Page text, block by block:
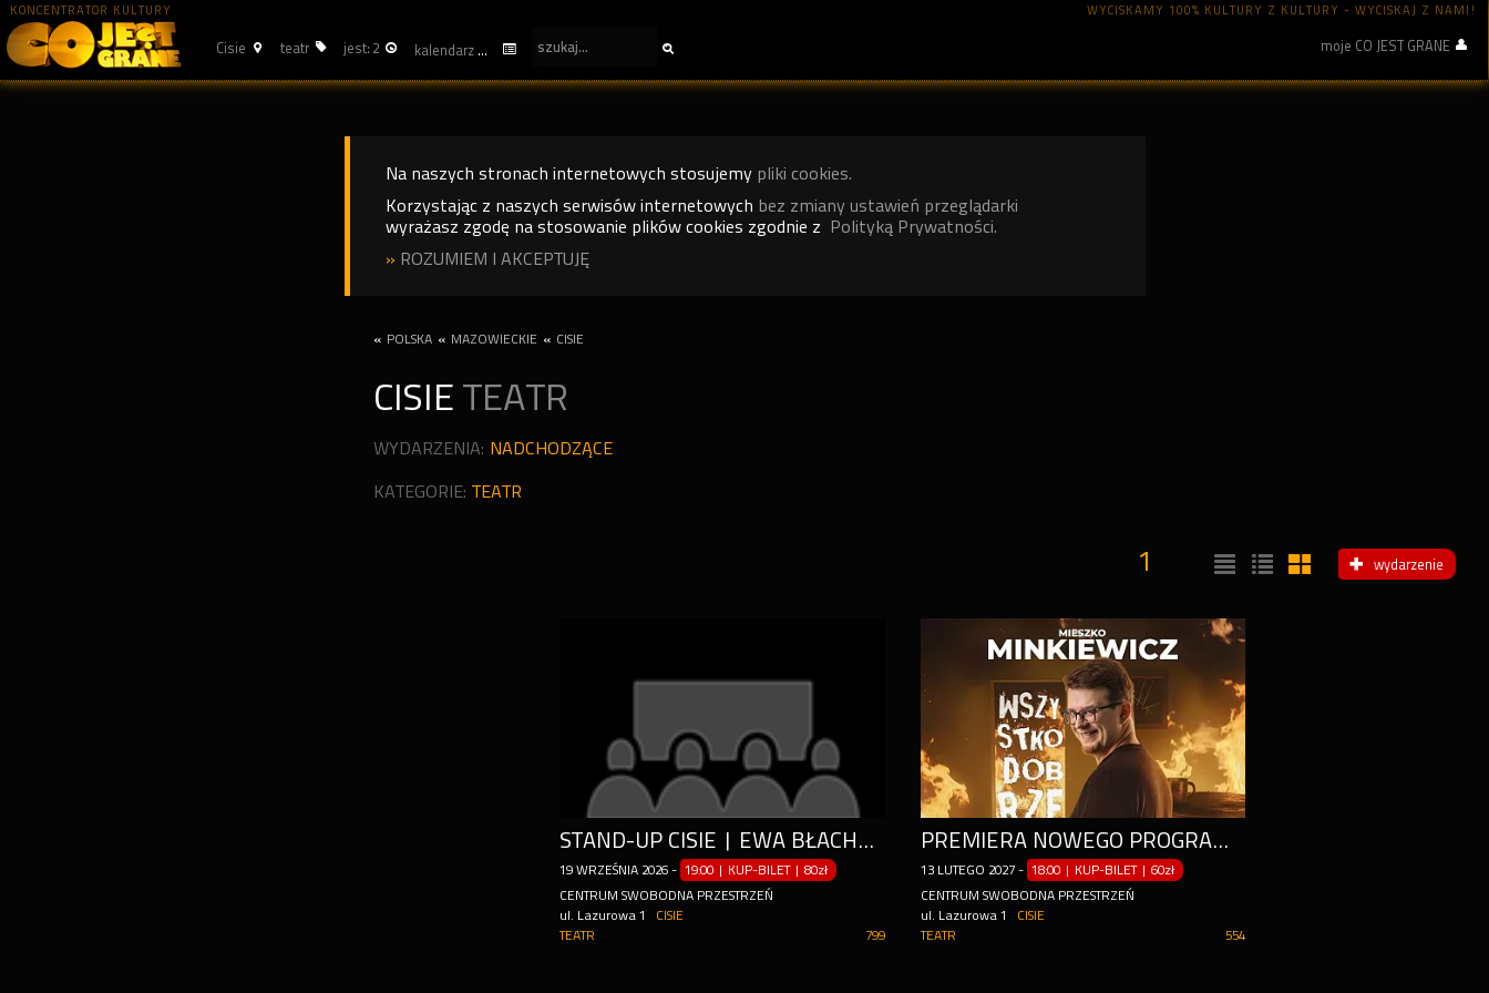
KONCENTRATOR KULTURY WYCISKAMY 100% KULTURY Z KULTURY - WYCISKAJ Z NAMI!
Cisie teatr jest: 2 kalendarz moje CO JEST GRANE
Na naszych stronach internetowych stosujemy pliki cookies.
Korzystając z naszych serwisów internetowych bez zmiany ustawień przeglądarki
wyrażasz zgodę na stosowanie plików cookies zgodnie z Polityką Prywatności.
» ROZUMIEM I AKCEPTUJĘ
« POLSKA « MAZOWIECKIE « CISIE
CISIE TEATR
WYDARZENIA: NADCHODZĄCE
KATEGORIE: TEATR
wydarzenie
1
STAND-UP CISIE | EWA BŁACHNIO "NARÓD WSPANIAŁY, TYLKO LUDZIE..."
19 WRZEŚNIA 2026 - 19:00 | KUP-BILET |80zł
CENTRUM SWOBODNA PRZESTRZEŃ
ul. Lazurowa 1
CISIE
799
TEATR
PREMIERA NOWEGO PROGRAMU: WSZYSTKO DOBRZE
13 LUTEGO 2027 - 18:00 | KUP-BILET | 60zł
CENTRUM SWOBODNA PRZESTRZEŃ
ul. Lazurowa 1
CISIE
554
TEATR